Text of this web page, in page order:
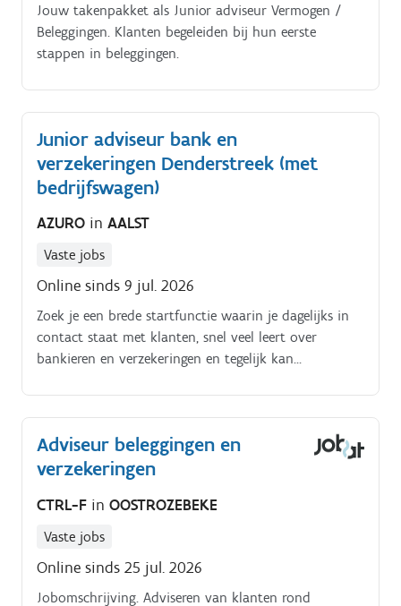
Jouw takenpakket als Junior adviseur Vermogen /
Beleggingen. Klanten begeleiden bij hun eerste
stappen in beleggingen.
Junior adviseur bank en
verzekeringen Denderstreek (met
bedrijfswagen)
AZURO in AALST
Vaste jobs
Online sinds 9 jul. 2026
Zoek je een brede startfunctie waarin je dagelijks in
contact staat met klanten, snel veel leert over
bankieren en verzekeringen en tegelijk kan
commerciële collega die mee het gezicht van het
bank kantoor wil worden Werklocatie.
Adviseur beleggingen en
verzekeringen
CTRL-F in OOSTROZEBEKE
Vaste jobs
Online sinds 25 jul. 2026
Jobomschrijving. Adviseren van klanten rond